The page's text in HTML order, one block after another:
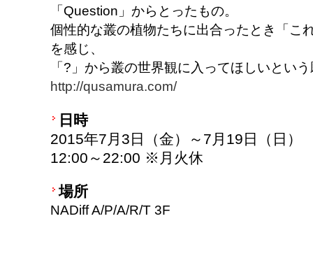
「Question」からとったもの。
個性的な叢の植物たちに出合ったとき「こ
を感じ、
「?」から叢の世界観に入ってほしいとい
http://qusamura.com/
日時
2015年7月3日（金）～7月19日（日）
12:00～22:00 ※月火休
場所
NADiff A/P/A/R/T 3F